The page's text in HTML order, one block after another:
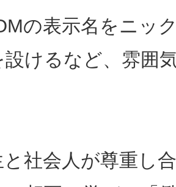
の表示名をニッ
設けるなど、雰囲
と社会人が尊重し